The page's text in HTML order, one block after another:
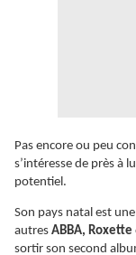
Pas encore ou peu
s’intéresse de près à
potentiel.
Son pays natal est
autres ABBA, Roxette
sortir son second